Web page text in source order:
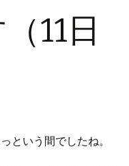
11日
という間でしたね。